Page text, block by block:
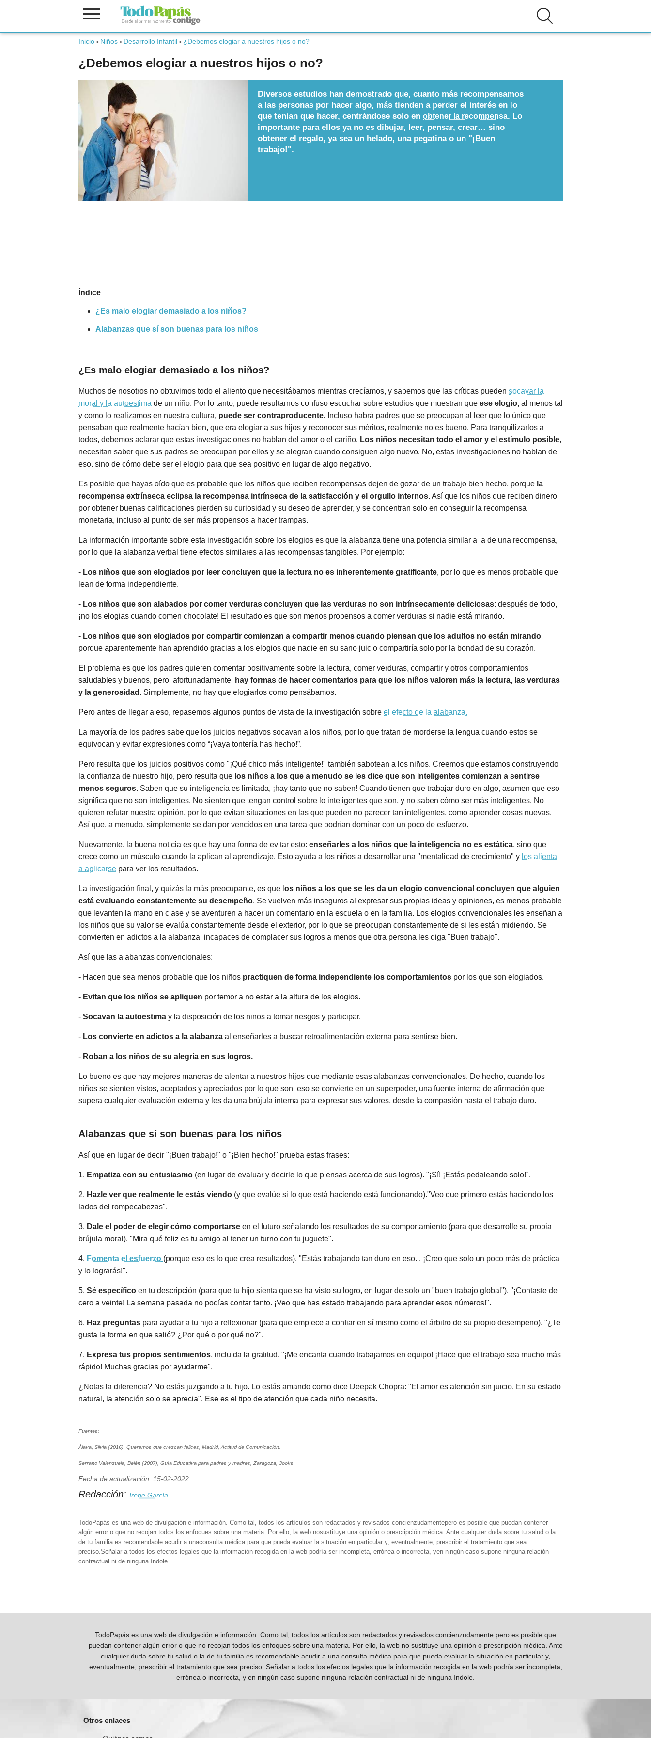
Inicio > Niños > Desarrollo Infantil > ¿Debemos elogiar a nuestros hijos o no?
¿Debemos elogiar a nuestros hijos o no?
Diversos estudios han demostrado que, cuanto más recompensamos
a las personas por hacer algo, más tienden a perder el interés en lo
que tenían que hacer, centrándose solo en obtener la recompensa. Lo
importante para ellos ya no es dibujar, leer, pensar, crear… sino
obtener el regalo, ya sea un helado, una pegatina o un "¡Buen
trabajo!".
Índice
¿Es malo elogiar demasiado a los niños?
Alabanzas que sí son buenas para los niños
¿Es malo elogiar demasiado a los niños?
Muchos de nosotros no obtuvimos todo el aliento que necesitábamos mientras crecíamos, y sabemos que las críticas pueden socavar la
moral y la autoestima de un niño. Por lo tanto, puede resultarnos confuso escuchar sobre estudios que muestran que ese elogio, al menos tal
y como lo realizamos en nuestra cultura, puede ser contraproducente. Incluso habrá padres que se preocupan al leer que lo único que
pensaban que realmente hacían bien, que era elogiar a sus hijos y reconocer sus méritos, realmente no es bueno. Para tranquilizarlos a
todos, debemos aclarar que estas investigaciones no hablan del amor o el cariño. Los niños necesitan todo el amor y el estímulo posible,
necesitan saber que sus padres se preocupan por ellos y se alegran cuando consiguen algo nuevo. No, estas investigaciones no hablan de
eso, sino de cómo debe ser el elogio para que sea positivo en lugar de algo negativo.
Es posible que hayas oído que es probable que los niños que reciben recompensas dejen de gozar de un trabajo bien hecho, porque la
recompensa extrínseca eclipsa la recompensa intrínseca de la satisfacción y el orgullo internos. Así que los niños que reciben dinero
por obtener buenas calificaciones pierden su curiosidad y su deseo de aprender, y se concentran solo en conseguir la recompensa
monetaria, incluso al punto de ser más propensos a hacer trampas.
La información importante sobre esta investigación sobre los elogios es que la alabanza tiene una potencia similar a la de una recompensa,
por lo que la alabanza verbal tiene efectos similares a las recompensas tangibles. Por ejemplo:
- Los niños que son elogiados por leer concluyen que la lectura no es inherentemente gratificante, por lo que es menos probable que
lean de forma independiente.
- Los niños que son alabados por comer verduras concluyen que las verduras no son intrínsecamente deliciosas: después de todo,
¡no los elogias cuando comen chocolate! El resultado es que son menos propensos a comer verduras si nadie está mirando.
- Los niños que son elogiados por compartir comienzan a compartir menos cuando piensan que los adultos no están mirando,
porque aparentemente han aprendido gracias a los elogios que nadie en su sano juicio compartiría solo por la bondad de su corazón.
El problema es que los padres quieren comentar positivamente sobre la lectura, comer verduras, compartir y otros comportamientos
saludables y buenos, pero, afortunadamente, hay formas de hacer comentarios para que los niños valoren más la lectura, las verduras
y la generosidad. Simplemente, no hay que elogiarlos como pensábamos.
Pero antes de llegar a eso, repasemos algunos puntos de vista de la investigación sobre el efecto de la alabanza.
La mayoría de los padres sabe que los juicios negativos socavan a los niños, por lo que tratan de morderse la lengua cuando estos se
equivocan y evitar expresiones como “¡Vaya tontería has hecho!”.
Pero resulta que los juicios positivos como "¡Qué chico más inteligente!" también sabotean a los niños. Creemos que estamos construyendo
la confianza de nuestro hijo, pero resulta que los niños a los que a menudo se les dice que son inteligentes comienzan a sentirse
menos seguros. Saben que su inteligencia es limitada, ¡hay tanto que no saben! Cuando tienen que trabajar duro en algo, asumen que eso
significa que no son inteligentes. No sienten que tengan control sobre lo inteligentes que son, y no saben cómo ser más inteligentes. No
quieren refutar nuestra opinión, por lo que evitan situaciones en las que pueden no parecer tan inteligentes, como aprender cosas nuevas.
Así que, a menudo, simplemente se dan por vencidos en una tarea que podrían dominar con un poco de esfuerzo.
Nuevamente, la buena noticia es que hay una forma de evitar esto: enseñarles a los niños que la inteligencia no es estática, sino que
crece como un músculo cuando la aplican al aprendizaje. Esto ayuda a los niños a desarrollar una "mentalidad de crecimiento" y los alienta
a aplicarse para ver los resultados.
La investigación final, y quizás la más preocupante, es que l os niños a los que se les da un elogio convencional concluyen que alguien
está evaluando constantemente su desempeño. Se vuelven más inseguros al expresar sus propias ideas y opiniones, es menos probable
que levanten la mano en clase y se aventuren a hacer un comentario en la escuela o en la familia. Los elogios convencionales les enseñan a
los niños que su valor se evalúa constantemente desde el exterior, por lo que se preocupan constantemente de si les están midiendo. Se
convierten en adictos a la alabanza, incapaces de complacer sus logros a menos que otra persona les diga "Buen trabajo".
Así que las alabanzas convencionales:
- Hacen que sea menos probable que los niños practiquen de forma independiente los comportamientos por los que son elogiados.
- Evitan que los niños se apliquen por temor a no estar a la altura de los elogios.
- Socavan la autoestima y la disposición de los niños a tomar riesgos y participar.
- Los convierte en adictos a la alabanza al enseñarles a buscar retroalimentación externa para sentirse bien.
- Roban a los niños de su alegría en sus logros.
Lo bueno es que hay mejores maneras de alentar a nuestros hijos que mediante esas alabanzas convencionales. De hecho, cuando los
niños se sienten vistos, aceptados y apreciados por lo que son, eso se convierte en un superpoder, una fuente interna de afirmación que
supera cualquier evaluación externa y les da una brújula interna para expresar sus valores, desde la compasión hasta el trabajo duro.
Alabanzas que sí son buenas para los niños
Así que en lugar de decir "¡Buen trabajo!" o "¡Bien hecho!" prueba estas frases:
1. Empatiza con su entusiasmo (en lugar de evaluar y decirle lo que piensas acerca de sus logros). "¡Sí! ¡Estás pedaleando solo!".
2. Hazle ver que realmente le estás viendo (y que evalúe si lo que está haciendo está funcionando)."Veo que primero estás haciendo los
lados del rompecabezas".
3. Dale el poder de elegir cómo comportarse en el futuro señalando los resultados de su comportamiento (para que desarrolle su propia
brújula moral). "Mira qué feliz es tu amigo al tener un turno con tu juguete".
4. Fomenta el esfuerzo (porque eso es lo que crea resultados). "Estás trabajando tan duro en eso... ¡Creo que solo un poco más de práctica
y lo lograrás!".
5. Sé específico en tu descripción (para que tu hijo sienta que se ha visto su logro, en lugar de solo un "buen trabajo global"). "¡Contaste de
cero a veinte! La semana pasada no podías contar tanto. ¡Veo que has estado trabajando para aprender esos números!".
6. Haz preguntas para ayudar a tu hijo a reflexionar (para que empiece a confiar en sí mismo como el árbitro de su propio desempeño). "¿Te
gusta la forma en que salió? ¿Por qué o por qué no?".
7. Expresa tus propios sentimientos, incluida la gratitud. "¡Me encanta cuando trabajamos en equipo! ¡Hace que el trabajo sea mucho más
rápido! Muchas gracias por ayudarme".
¿Notas la diferencia? No estás juzgando a tu hijo. Lo estás amando como dice Deepak Chopra: "El amor es atención sin juicio. En su estado
natural, la atención solo se aprecia". Ese es el tipo de atención que cada niño necesita.
Fuentes:
Álava, Silvia (2016), Queremos que crezcan felices, Madrid, Actitud de Comunicación.
Serrano Valenzuela, Belén (2007), Guía Educativa para padres y madres, Zaragoza, 3ooks.
Fecha de actualización: 15-02-2022
Redacción: Irene García
TodoPapás es una web de divulgación e información. Como tal, todos los artículos son redactados y revisados concienzudamentepero es posible que puedan contener
algún error o que no recojan todos los enfoques sobre una materia. Por ello, la web nosustituye una opinión o prescripción médica. Ante cualquier duda sobre tu salud o la
de tu familia es recomendable acudir a unaconsulta médica para que pueda evaluar la situación en particular y, eventualmente, prescribir el tratamiento que sea
preciso.Señalar a todos los efectos legales que la información recogida en la web podría ser incompleta, errónea o incorrecta, yen ningún caso supone ninguna relación
contractual ni de ninguna índole.
TodoPapás es una web de divulgación e información. Como tal, todos los artículos son redactados y revisados concienzudamente pero es posible que
puedan contener algún error o que no recojan todos los enfoques sobre una materia. Por ello, la web no sustituye una opinión o prescripción médica. Ante
cualquier duda sobre tu salud o la de tu familia es recomendable acudir a una consulta médica para que pueda evaluar la situación en particular y,
eventualmente, prescribir el tratamiento que sea preciso. Señalar a todos los efectos legales que la información recogida en la web podría ser incompleta,
errónea o incorrecta, y en ningún caso supone ninguna relación contractual ni de ninguna índole.
Otros enlaces